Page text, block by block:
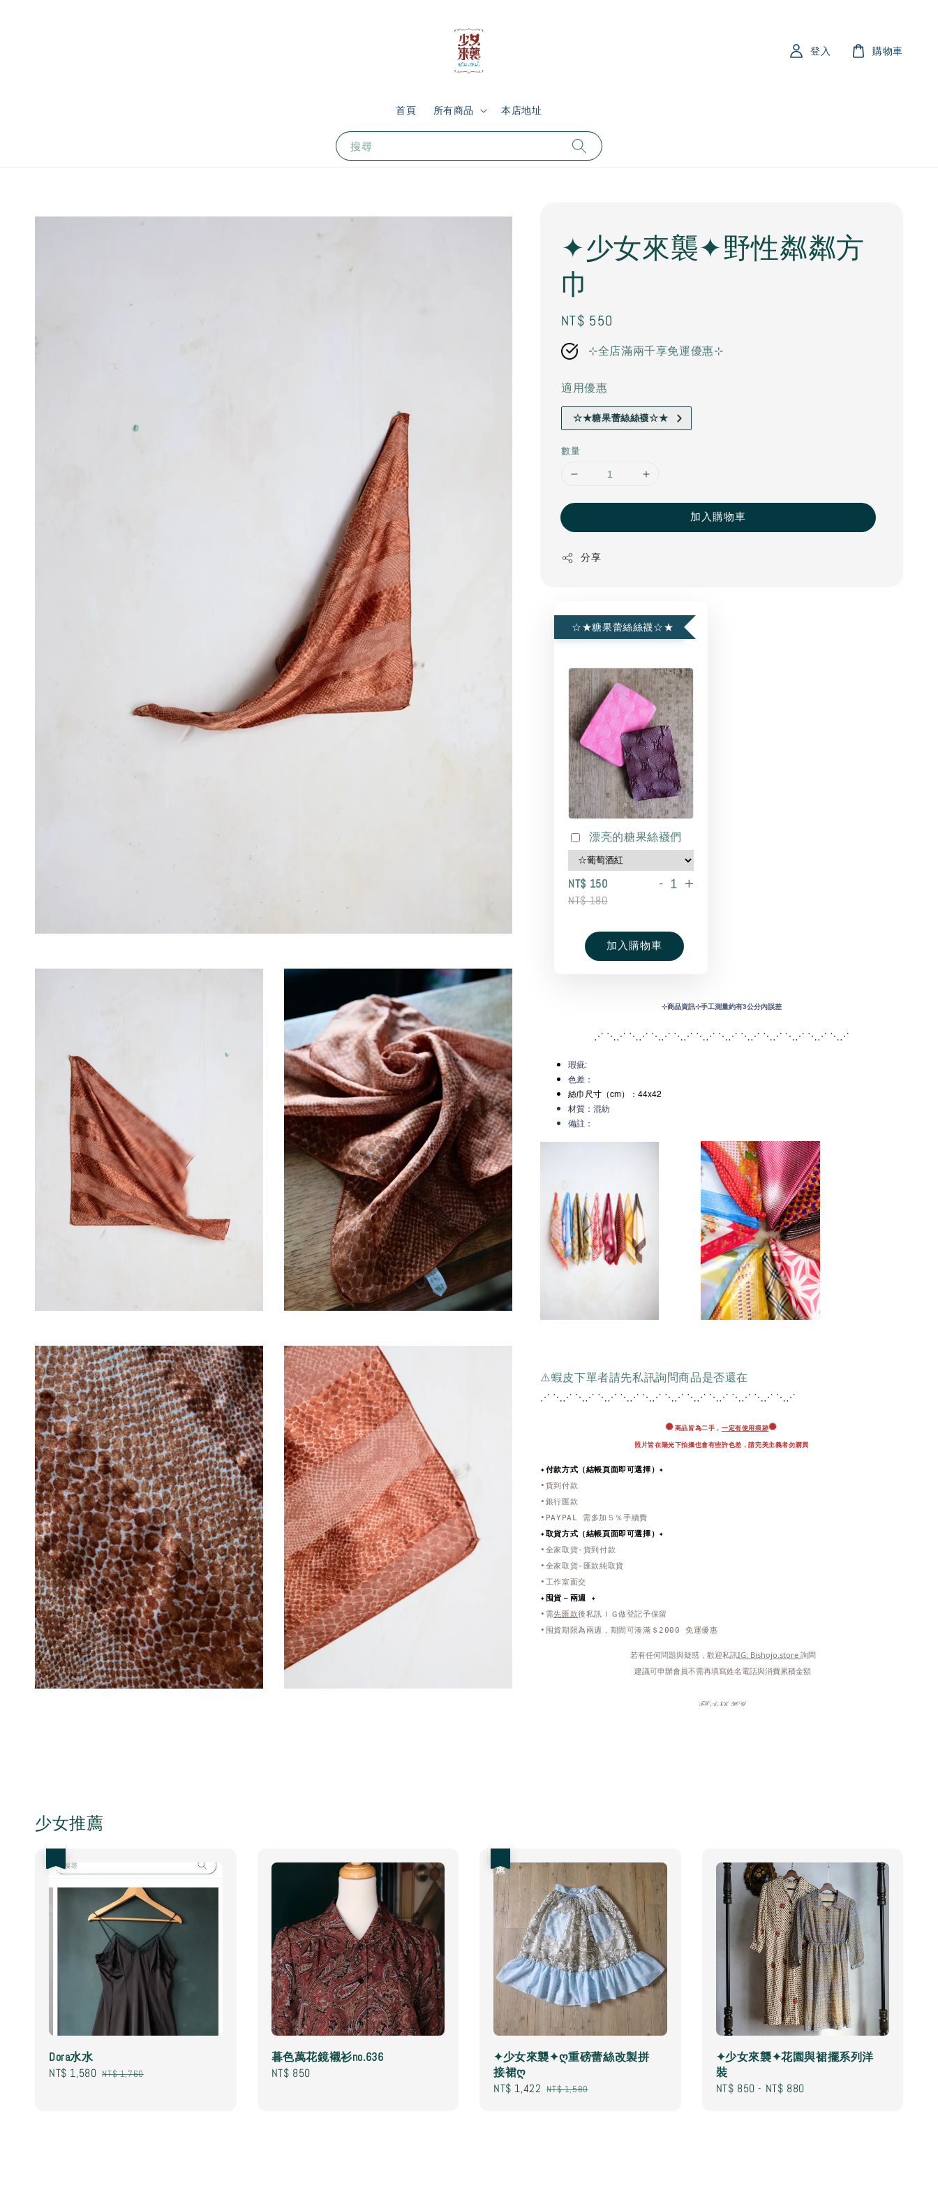
搜尋
首頁 所有商品 本店地址
登入 購物車
✦少女來襲✦野性粼粼方
巾
Regular
price
NT$ 550
⊹全店滿兩千享免運優惠⊹
適用優惠
☆★糖果蕾絲絲襪☆★
數量
加入購物車
分享
☆★糖果蕾絲絲襪☆★
漂亮的糖果絲襪們
NT$ 150
NT$ 180
- +
加入購物車
⊹商品資訊⊹手工測量約有3公分內誤差
⋰ ⋱⋰ ⋱⋰ ⋱⋰ ⋱⋰ ⋱⋰ ⋱⋰ ⋱⋰ ⋱ ⋰ ⋱⋰ ⋱⋰ ⋱⋰
瑕疵:
色差：
絲巾尺寸（cm）：44x42
材質：混紡
備註：
⚠️蝦皮下單者請先私訊詢問商品是否還在
⋰ ⋱⋰ ⋱⋰ ⋱⋰ ⋱⋰ ⋱⋰ ⋱⋰ ⋱⋰ ⋱ ⋰ ⋱⋰ ⋱⋰ ⋱⋰
✺ 商品皆為二手，一定有使用痕跡✺
照片皆在陽光下拍攝也會有些許色差，請完美主義者勿購買
✦付款方式（結帳頁面即可選擇）✦
•貨到付款
•銀行匯款
•PAYPAL 需多加５％手續費
✦取貨方式 （結帳頁面即可選擇） ✦
•全家取貨-貨到付款
•全家取貨-匯款純取貨
•工作室面交
✦ 囤貨－兩週 ✦
•需先匯款後私訊ＩＧ做登記予保留
•囤貨期限為兩週，期間可湊滿＄2000 免運優惠
若有任何問題與疑惑，歡迎私訊IG: Bishojo.store 詢問
建議可申辦會員不需再填寫姓名電話與消費累積金額
𝒯ℋ𝒜𝒩𝒦 𝒴𝒪𝒰
少女推薦
Dora水水
Sale
NT$ 1,580 Regular
NT$ 1,760
暮色萬花鏡襯衫no.636
Regular
NT$ 850
✦少女來襲✦ღ重磅蕾絲改製拼
接裙ღ
Sale
NT$ 1,422 Regular
NT$ 1,580
✦少女來襲✦花園與裙擺系列洋
裝
Regular
NT$ 850 - NT$ 880